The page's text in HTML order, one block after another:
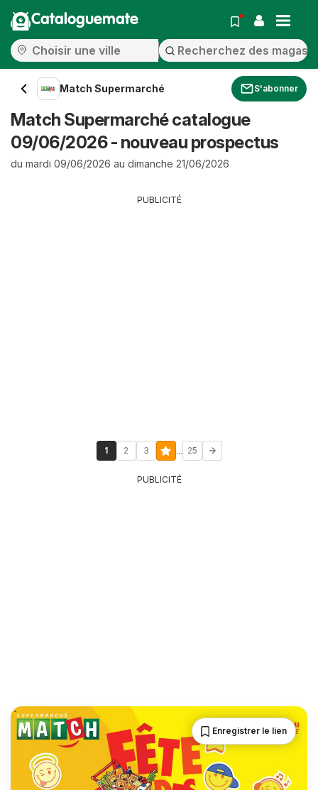
Cataloguemate
Match Supermarché S'abonner
Match Supermarché catalogue
09/06/2026 - nouveau prospectus
du mardi 09/06/2026 au dimanche 21/06/2026
PUBLICITÉ
1 2 3 ... 25
PUBLICITÉ
Enregistrer le lien